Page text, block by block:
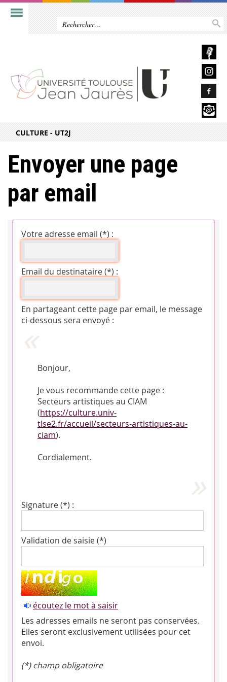
CULTURE - UT2J
Envoyer une page
par email
Votre adresse email (*) :
Email du destinataire (*) :
En partageant cette page par email, le message
ci-dessous sera envoyé :
Bonjour,
Je vous recommande cette page :
Secteurs artistiques au CIAM
(https://culture.univ-
tlse2.fr/accueil/secteurs-artistiques-au-
ciam).
Cordialement.
Signature (*) :
Validation de saisie (*)
écoutez le mot à saisir
Les adresses emails ne seront pas conservées.
Elles seront exclusivement utilisées pour cet
envoi.
(*) champ obligatoire